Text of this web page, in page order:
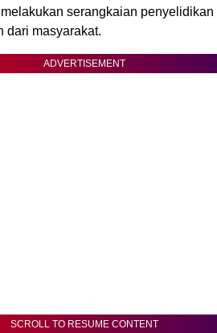
serangkaian penyelidikan
dari masyarakat.
ADVERTISEMENT
SCROLL TO RESUME CONTENT